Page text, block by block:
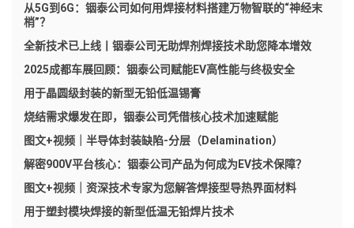
从5G到6G：铟泰公司如何用焊接材料搭建万物智联的“神经末
梢”？
全新技术已上线丨铟泰公司无助焊剂焊接技术助您降本增效
2025成都车展回顾：铟泰公司赋能EV高性能与终极安全
用于晶圆级封装的新型无铅低温锡膏
烧结需求爆发在即，铟泰公司凭借核心技术加速赋能
图文+视频｜半导体封装缺陷-分层（Delamination）
解密900V平台核心：铟泰公司产品为何成为EV技术保障？
图文+视频｜资深技术专家为您解答焊接型导热界面材料
用于塑封模块焊接的新型低温无铅焊片技术